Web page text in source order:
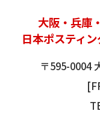
大阪・ 兵庫
日本ポスティ
〒595-0004